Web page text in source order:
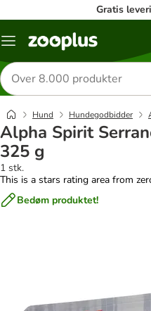
Gratis
Menu
Søg
efter
produkter
Hund Hundegodbidder
Alpha Spirit
325 g
1 stk.
This is a stars rating area from
Bedøm produktet!